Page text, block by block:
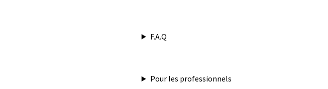
F.A.Q
Pour les professionnels